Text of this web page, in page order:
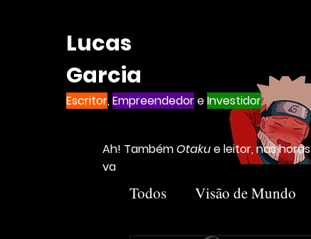
Lucas
Garcia
Escritor,EmpreendedoreInvestidor
Ah! TambémOtakue leitor, nas horas
vagas
Todos Visão de Mundo